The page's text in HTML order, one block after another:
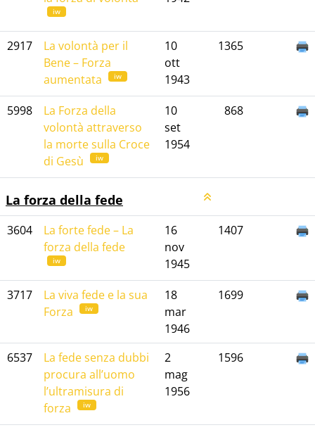
iw
2917
La volontà per il
Bene – Forza
aumentata
iw
10
ott
1943
1365
5998
La Forza della
volontà attraverso
la morte sulla Croce
di Gesù
iw
10
set
1954
868
La forza della fede
3604
La forte fede – La
forza della fede
iw
16
nov
1945
1407
3717
La viva fede e la sua
Forza
iw
18
mar
1946
1699
6537
La fede senza dubbi
procura all’uomo
l’ultramisura di
forza
iw
2
mag
1956
1596